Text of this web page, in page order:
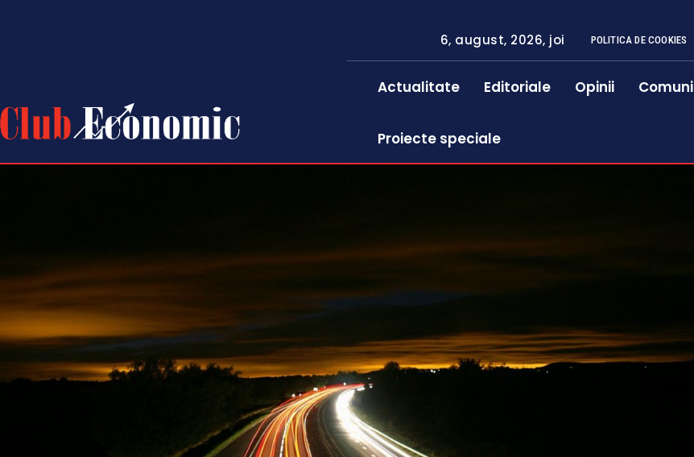
6, august, 2026, joi POLITICA DE COOKIES
Actualitate Editoriale Opinii
Proiecte speciale